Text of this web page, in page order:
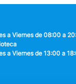
a Viernes de 08:00 a
a Viernes de 13:00 a